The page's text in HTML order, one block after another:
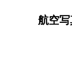
航空